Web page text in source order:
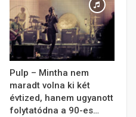
Pulp – Mintha nem
maradt volna ki két
évtized, hanem ugyanott
folytatódna a 90-es…